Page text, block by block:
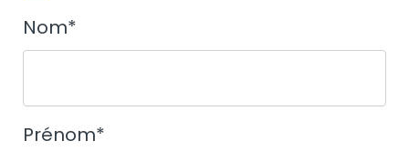
Nom*
Prénom*